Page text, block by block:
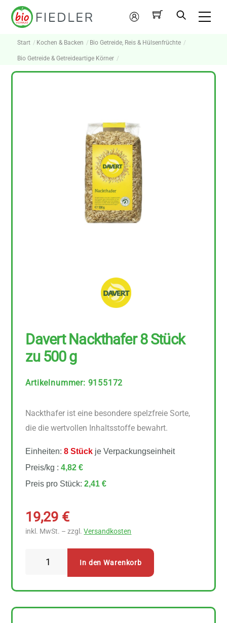
Skip
Mein
Konto
Start Kochen & Backen Bio Getreide, Reis & Hülsenfrüchte
Bio Getreide & Getreideartige Körner
Davert Nackthafer 8 Stück
zu 500 g
Artikelnummer: 9155172
Nackthafer ist eine besondere spelzfreie Sorte,
die die wertvollen Inhaltsstoffe bewahrt.
Einheiten:8 Stück je Verpackungseinheit
Preis/kg :4,82 €
Preis pro Stück:2,41 €
19,29 €
inkl. MwSt. – zzgl.Versandkosten
In den Warenkorb